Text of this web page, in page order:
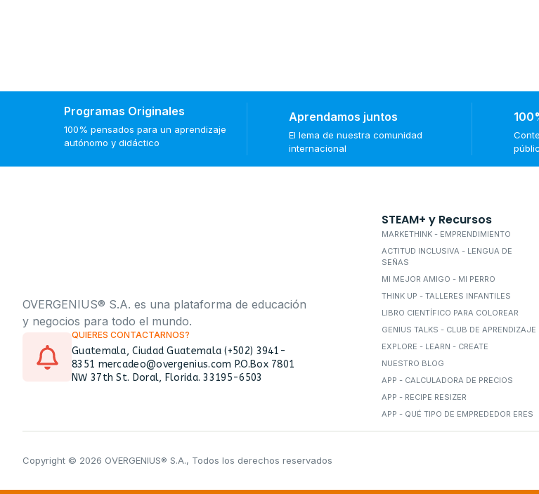
Programas Originales
100% pensados para un aprendizaje
autónomo y didáctico
Aprendamos juntos
El lema de nuestra comunidad
internacional
OVERGENIUS® S.A. es una plataforma de educación
y negocios para todo el mundo.
QUIERES CONTACTARNOS?
Guatemala, Ciudad Guatemala (+502) 3941-
8351 mercadeo@overgenius.com P.O.Box 7801
NW 37th St. Doral, Florida. 33195-6503
STEAM+ y Recursos
MARKETHINK - EMPRENDIMIENTO
ACTITUD INCLUSIVA - LENGUA DE
SEÑAS
MI MEJOR AMIGO - MI PERRO
THINK UP - TALLERES INFANTILES
LIBRO CIENTÍFICO PARA COLOREAR
GENIUS TALKS - CLUB DE APRENDIZAJE
EXPLORE - LEARN - CREATE
NUESTRO BLOG
APP - CALCULADORA DE PRECIOS
APP - RECIPE RESIZER
APP - QUÉ TIPO DE EMPREDEDOR ERES
Copyright © 2026 OVERGENIUS® S.A., Todos los derechos reservados